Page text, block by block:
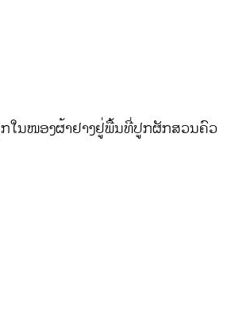
ກໃນໜອງຜ້າຢາງຢູ່ພື້ນທີ່ປູກຜັກສວນຄົວ